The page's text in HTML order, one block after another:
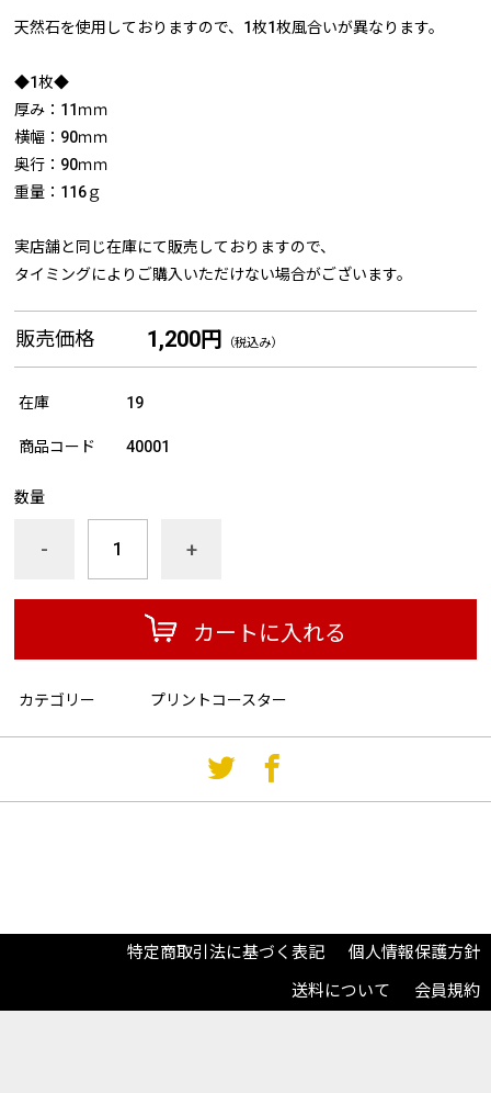
天然石を使用しておりますので、1枚1枚風合いが異なります。
◆1枚◆
厚み：11ｍｍ
横幅：90ｍｍ
奥行：90ｍｍ
重量：116ｇ
実店舗と同じ在庫にて販売しておりますので、
タイミングによりご購入いただけない場合がございます。
販売価格 1,200円 （税込み）
在庫 19
商品コード 40001
数量
- +
カートに入れる
カテゴリー プリントコースター
特定商取引法に基づく表記
個人情報保護方針
送料について
会員規約